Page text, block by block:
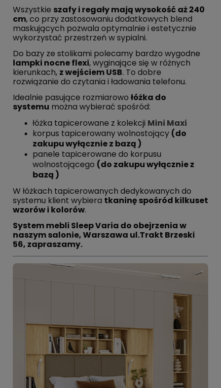
Wszystkie szafy i regały mają wysokość aż 240
cm, co przy zastosowaniu dodatkowych blend
maskujących pozwala optymalnie i estetycznie
wykorzystać przestrzeń w sypialni.
Do bazy ze stolikami polecamy bardzo wygodne
lampki nocne flexi, wyginające się w różnych
kierunkach, z wejściem USB. To dobre
rozwiązanie do czytania i ładowania telefonu.
Idealnie pasujące rozmiarowo łóżka do
systemu można wybierać spośród:
łóżka tapicerowane z kolekcji Mini Maxi
korpus tapicerowany wolnostojący (do
zakupu wyłącznie z bazą )
panele tapicerowane do korpusu
wolnostojącego (do zakupu wyłącznie z
bazą )
W łóżkach tapicerowanych dedykowanych do
systemu klient wybiera tkaninę spośród kilkuset
wzorów i kolorów.
System mebli Sleep Varia do obejrzenia w
naszym salonie, Warszawa ul.Trakt Brzeski
56, zapraszamy.